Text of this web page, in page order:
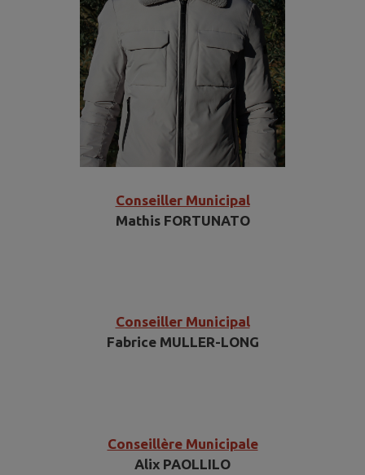
Conseiller Municipal
Mathis FORTUNATO
Conseiller Municipal
Fabrice MULLER-LONG
Conseillère Municipale
Alix PAOLLILO